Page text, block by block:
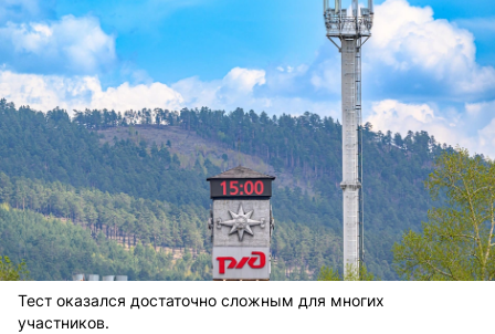
Тест оказался достаточно сложным для многих
участников.